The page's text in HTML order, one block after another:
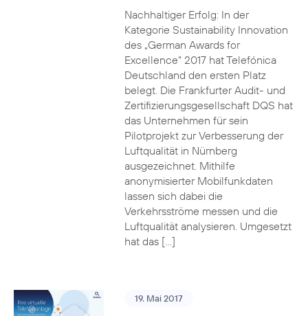
Nachhaltiger Erfolg: In der
Kategorie Sustainability Innovation
des „German Awards for
Excellence“ 2017 hat Telefónica
Deutschland den ersten Platz
belegt. Die Frankfurter Audit- und
Zertifizierungsgesellschaft DQS hat
das Unternehmen für sein
Pilotprojekt zur Verbesserung der
Luftqualität in Nürnberg
ausgezeichnet. Mithilfe
anonymisierter Mobilfunkdaten
lassen sich dabei die
Verkehrsströme messen und die
Luftqualität analysieren. Umgesetzt
hat das […]
19. Mai 2017